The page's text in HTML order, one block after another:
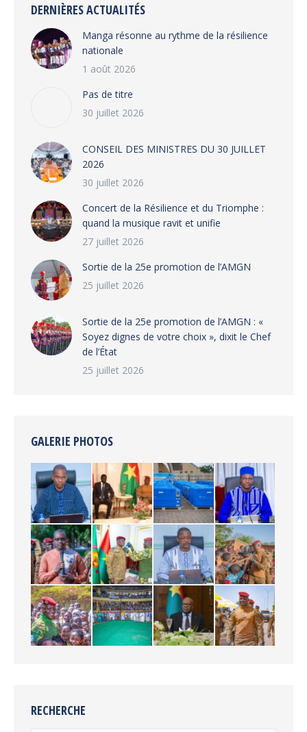
DERNIÈRES ACTUALITÉS
Manga résonne au rythme de la résilience
nationale
1 août 2026
Pas de titre
30 juillet 2026
CONSEIL DES MINISTRES DU 30 JUILLET
2026
30 juillet 2026
‎​Concert de la Résilience et du Triomphe :
quand la musique ravit et unifie
27 juillet 2026
‎Sortie de la 25e promotion de l’AMGN
25 juillet 2026
‎Sortie de la 25e promotion de l’AMGN : «
Soyez dignes de votre choix », dixit le Chef
de l’État
25 juillet 2026
GALERIE PHOTOS
RECHERCHE